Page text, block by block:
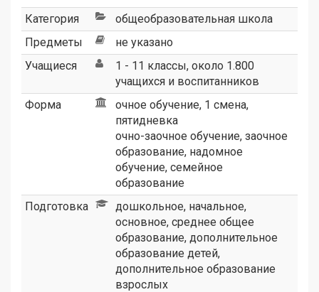
Категория
общеобразовательная школа
Предметы
не указано
Учащиеся
1 - 11 классы, около 1.800
учащихся и воспитанников
Форма
очное обучение, 1 смена,
пятидневка
очно-заочное обучение, заочное
образование, надомное
обучение, семейное
образование
Подготовка
дошкольное, начальное,
основное, среднее общее
образование, дополнительное
образование детей,
дополнительное образование
взрослых